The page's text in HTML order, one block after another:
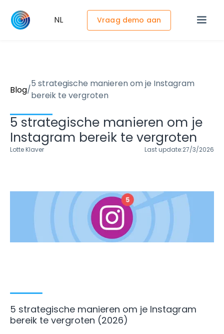
Vraag demo aan
NL
Blog/
5 strategische manieren om je Instagram
bereik te vergroten
5 strategische manieren om je
Instagram bereik te vergroten
Lotte Klaver Last update:27/3/2026
5 strategische manieren om je Instagram
bereik te vergroten (2026)